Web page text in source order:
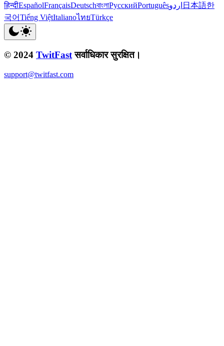
हिन्दीEspañolFrançaisDeutschবাংলাРусскийPortuguêsاردو 日本語한
국어Tiếng ViệtItalianoไทยTürkçe
© 2024 TwitFast सर्वाधिकार सुरक्षित।
support@twitfast.com